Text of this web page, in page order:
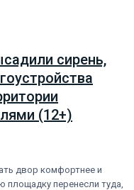
сирень,
(12+)
двор комфортнее и
площадку перенесли туда,